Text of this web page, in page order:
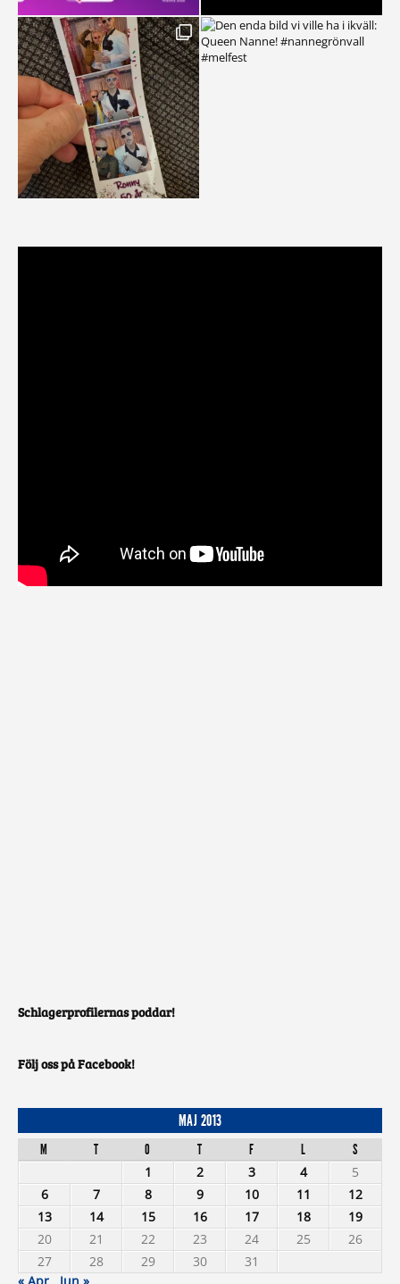
Schlagerprofilernas poddar!
Följ oss på Facebook!
MAJ 2013
M T O T F L
S
1
2 3 4
5
6
7 8 9 10 11
12
13
14 15 16 17 18
19
20
21 22 23 24 25
26
27
28 29 30
31